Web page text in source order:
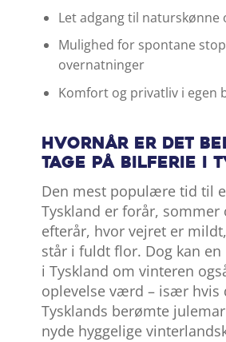
Let adgang til naturskønne
Mulighed for spontane
overnatninger
Komfort og privatliv i egen
Hvornår er det
tage på bilferie i
Den mest populære tid til
Tyskland er forår, sommer
efterår, hvor vejret er
står i fuldt flor. Dog kan en
i Tyskland om vinteren
oplevelse værd – især hvis
Tysklands berømte
nyde hyggelige